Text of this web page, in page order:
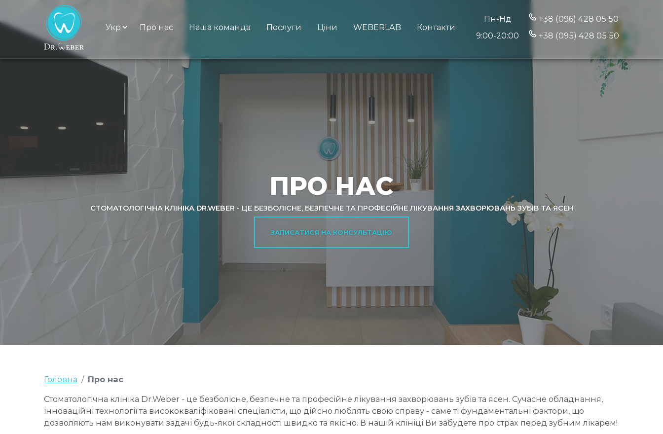
Про нас Наша команда Послуги Ціни WEBERLAB Контакти
Пн-Нд
9:00-20:00
+38 (096) 428 05 50
+38 (095) 428 05 50
ПРО НАС
СТОМАТОЛОГІЧНА КЛІНІКА DR.WEBER - ЦЕ БЕЗБОЛІСНЕ, БЕЗПЕЧНЕ ТА ПРОФЕСІЙНЕ ЛІКУВАННЯ ЗАХВОРЮВАНЬ ЗУБІВ ТА ЯСЕН
ЗАПИСАТИСЯ НА КОНСУЛЬТАЦІЮ
Головна
Про нас
Стоматологічна клініка Dr.Weber - це безболісне, безпечне та професійне лікування захворювань зубів та ясен. Сучасне обладнання,
інноваційні технології та висококваліфіковані спеціалісти, що дійсно люблять свою справу - саме ті фундаментальні фактори, що
дозволяють нам виконувати задачі будь-якої складності швидко та якісно. В нашій клініці Ви забудете про страх перед зубним лікарем!